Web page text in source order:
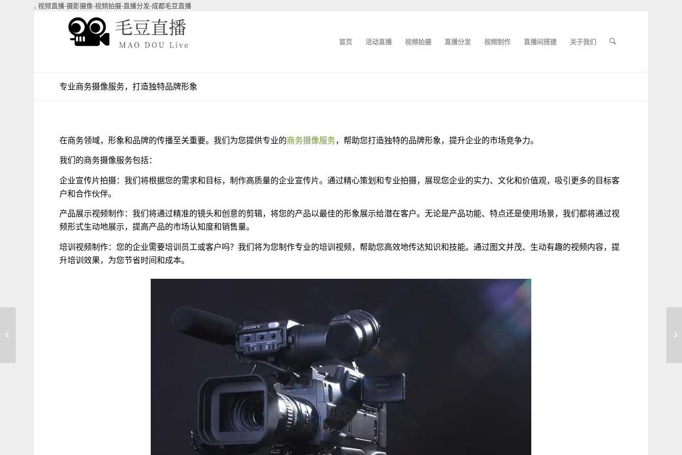
,视频直播-摄影摄像-视频拍摄-直播分发-成都毛豆直播
首页 活动直播 视频拍摄 直播分发 视频制作 直播间搭建 关于我们
专业商务摄像服务，打造独特品牌形象
在商务领域，形象和品牌的传播至关重要。我们为您提供专业的商务摄像服务，帮助您打造独特的品牌形象，提升企业的市场竞争力。
我们的商务摄像服务包括：
企业宣传片拍摄：我们将根据您的需求和目标，制作高质量的企业宣传片。通过精心策划和专业拍摄，展现您企业的实力、文化和价值观，吸引更多的目标客
户和合作伙伴。
产品展示视频制作：我们将通过精准的镜头和创意的剪辑，将您的产品以最佳的形象展示给潜在客户。无论是产品功能、特点还是使用场景，我们都将通过视
频形式生动地展示，提高产品的市场认知度和销售量。
培训视频制作：您的企业需要培训员工或客户吗？我们将为您制作专业的培训视频，帮助您高效地传达知识和技能。通过图文并茂、生动有趣的视频内容，提
升培训效果，为您节省时间和成本。